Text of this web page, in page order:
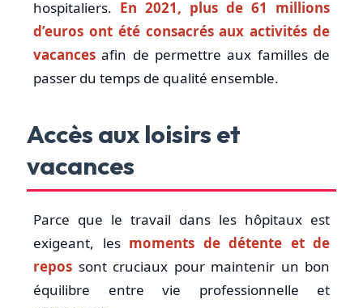
hospitaliers. En 2021, plus de 61 millions
d’euros ont été consacrés aux activités de
vacances afin de permettre aux familles de
passer du temps de qualité ensemble.
Accès aux loisirs et
vacances
Parce que le travail dans les hôpitaux est
exigeant, les moments de détente et de
repos sont cruciaux pour maintenir un bon
équilibre entre vie professionnelle et